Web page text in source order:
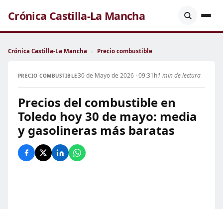
Crónica Castilla-La Mancha
Crónica Castilla-La Mancha › Precio combustible
PRECIO COMBUSTIBLE30 de Mayo de 2026 · 09:31h1 min de lectura
Precios del combustible en
Toledo hoy 30 de mayo: media
y gasolineras más baratas